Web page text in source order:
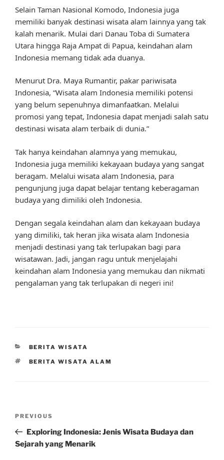
Selain Taman Nasional Komodo, Indonesia juga
memiliki banyak destinasi wisata alam lainnya yang tak
kalah menarik. Mulai dari Danau Toba di Sumatera
Utara hingga Raja Ampat di Papua, keindahan alam
Indonesia memang tidak ada duanya.
Menurut Dra. Maya Rumantir, pakar pariwisata
Indonesia, “Wisata alam Indonesia memiliki potensi
yang belum sepenuhnya dimanfaatkan. Melalui
promosi yang tepat, Indonesia dapat menjadi salah satu
destinasi wisata alam terbaik di dunia.”
Tak hanya keindahan alamnya yang memukau,
Indonesia juga memiliki kekayaan budaya yang sangat
beragam. Melalui wisata alam Indonesia, para
pengunjung juga dapat belajar tentang keberagaman
budaya yang dimiliki oleh Indonesia.
Dengan segala keindahan alam dan kekayaan budaya
yang dimiliki, tak heran jika wisata alam Indonesia
menjadi destinasi yang tak terlupakan bagi para
wisatawan. Jadi, jangan ragu untuk menjelajahi
keindahan alam Indonesia yang memukau dan nikmati
pengalaman yang tak terlupakan di negeri ini!
CATEGORIES
BERITA WISATA
TAGS
BERITA WISATA ALAM
Previous
Post
PREVIOUS
Exploring Indonesia: Jenis Wisata Budaya dan
Sejarah yang Menarik